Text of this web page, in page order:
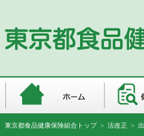
東京都食品健康保険組合トップ> 法改正 >